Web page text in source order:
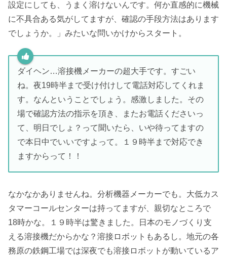
設定にしても、うまく溶けないんです。何か直感的に機械
に不具合ある気がしてますが、確認の手段方法はあります
でしょうか。」みたいな問いかけからスタート。
ダイヘン…溶接機メーカーの超大手です。すごい
ね。夜19時半まで受け付けして電話対応してくれま
す。なんということでしょう。感激しました。その
場で確認方法の指示を頂き、またお電話くださいっ
て、明日でしょ？って聞いたら、いや待ってますの
で本日中でいいですよって。１９時半まで対応でき
ますからって！！
なかなかありませんね。分析機器メーカーでも。大低カス
タマーコールセンターは持ってますが、親切なところで
18時かな。１９時半は驚きました。日本のモノづくり支
える溶接機だからかな？溶接ロボットもあるし。地元の各
務原の鉄鋼工場では深夜でも溶接ロボットが動いているア